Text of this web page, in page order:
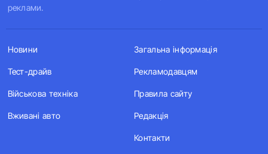
реклами.
Новини
Тест-драйв
Військова техніка
Вживані авто
Загальна інформація
Рекламодавцям
Правила сайту
Редакція
Контакти